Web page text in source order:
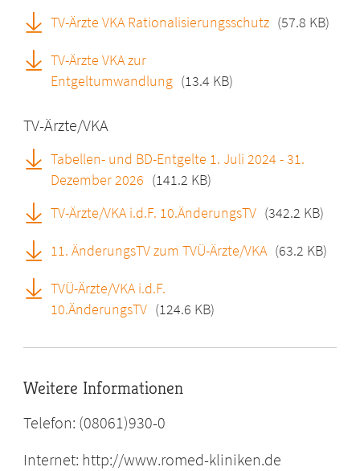
TV-Ärzte VKA Rationalisierungsschutz (57.8 KB)
TV-Ärzte VKA zur
Entgeltumwandlung (13.4 KB)
TV-Ärzte/VKA
Tabellen- und BD-Entgelte 1. Juli 2024 - 31.
Dezember 2026 (141.2 KB)
TV-Ärzte/VKA i.d.F. 10.ÄnderungsTV (342.2 KB)
11. ÄnderungsTV zum TVÜ-Ärzte/VKA (63.2 KB)
TVÜ-Ärzte/VKA i.d.F.
10.ÄnderungsTV (124.6 KB)
Weitere Informationen
Telefon: (08061)930-0
Internet: http://www.romed-kliniken.de